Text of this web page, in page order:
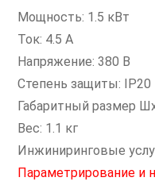
Мощность: 1.5 кВт
Ток: 4.5 А
Напряжение: 380 В
Степень защиты: IP20
Габаритный размер
Вес: 1.1 кг
Инжиниринговые
Параметрирование и